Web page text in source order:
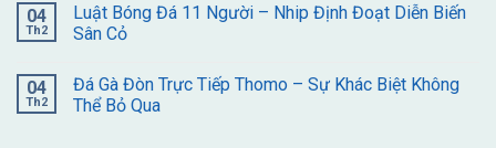
04
Th2
Luật Bóng Đá 11 Người – Nhip Định Đoạt Diễn Biến
Sân Cỏ
04
Th2
Đá Gà Đòn Trực Tiếp Thomo – Sự Khác Biệt Không
Thể Bỏ Qua